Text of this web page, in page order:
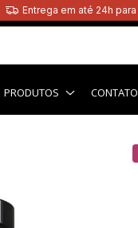
Entrega em até 24h
PRODUTOS CONTATO